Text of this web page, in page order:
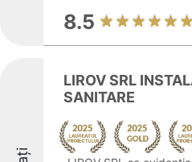
8.5
LIROV SRL
SANITARE